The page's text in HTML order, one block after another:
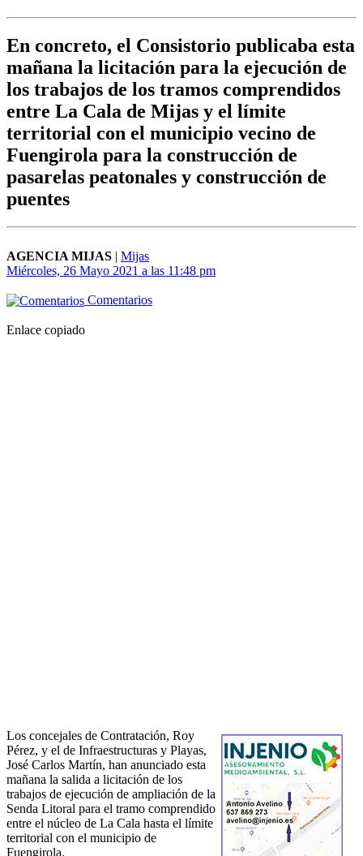
En concreto, el Consistorio publicaba esta
mañana la licitación para la ejecución de
los trabajos de los tramos comprendidos
entre La Cala de Mijas y el límite
territorial con el municipio vecino de
Fuengirola para la construcción de
pasarelas peatonales y construcción de
puentes
AGENCIA MIJAS | Mijas
Miércoles, 26 Mayo 2021 a las 11:48 pm
Comentarios
Enlace copiado
Los concejales de Contratación, Roy
Pérez, y el de Infraestructuras y Playas,
José Carlos Martín, han anunciado esta
mañana la salida a licitación de los
trabajos de ejecución de ampliación de la
Senda Litoral para el tramo comprendido
entre el núcleo de La Cala hasta el límite
territorial con el municipio de
Fuengirola.